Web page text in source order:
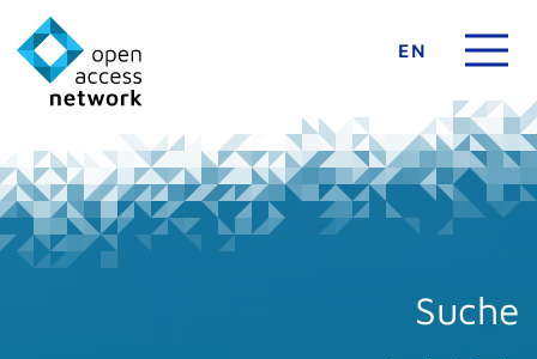
EN
Suche